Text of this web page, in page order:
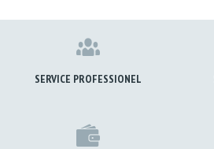
SERVICE PROFESSIONEL